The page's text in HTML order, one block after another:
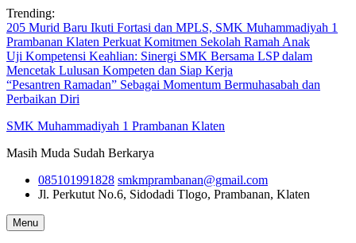
Skip
to
content
Trending:
205 Murid Baru Ikuti Fortasi dan MPLS, SMK Muhammadiyah 1
Prambanan Klaten Perkuat Komitmen Sekolah Ramah Anak
Uji Kompetensi Keahlian: Sinergi SMK Bersama LSP dalam
Mencetak Lulusan Kompeten dan Siap Kerja
“Pesantren Ramadan” Sebagai Momentum Bermuhasabah dan
Perbaikan Diri
SMK Muhammadiyah 1 Prambanan Klaten
Masih Muda Sudah Berkarya
085101991828 smkmprambanan@gmail.com
Jl. Perkutut No.6, Sidodadi Tlogo, Prambanan, Klaten
Menu